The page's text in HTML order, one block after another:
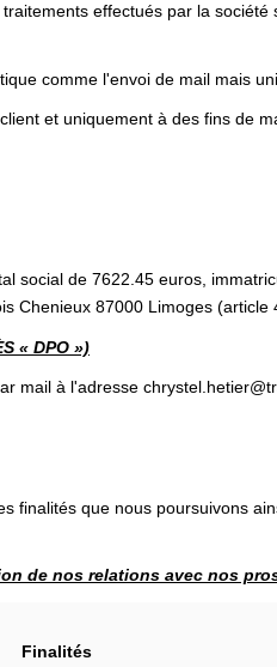
effectués par la
comme l'envoi de mail mais
et uniquement à des fins de
social de 7622.45 euros,
Chenieux 87000 Limoges (article
« DPO »)
mail à l'adresse
que nous poursuivons
de nos relations avec nos
Finalités